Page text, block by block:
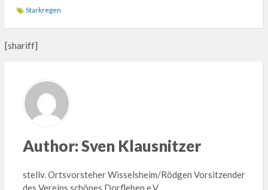
Starkregen
[shariff]
Author:Sven Klausnitzer
stellv. Ortsvorsteher Wisselsheim/Rödgen Vorsitzender